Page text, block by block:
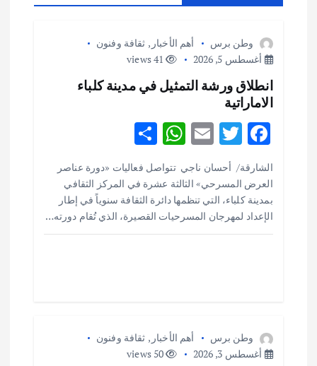
ت
وطن برس أهم الأخبار , ثقافة وفنون
أغسطس 5, 2026
41 views
انطلاق ورشة التمثيل في مدينة كلباء
الاماراتية
F
ac
e
b
o
T
w
it
te
r
E
ai
l
W
h
at
s
A
h
ar
e
الشارقة/ أحسان ناجي تتواصل فعاليات «دورة عناصر
العرض المسرحي» الثالثة عشرة في المركز الثقافي
بمدينة كلباء، التي تنظمها دائرة الثقافة سنوياً في إطار
الإعداد لمهرجان المسرحيات القصيرة، الذي تُقام دورته…
وطن برس أهم الأخبار , ثقافة وفنون
أغسطس 3, 2026
50 views